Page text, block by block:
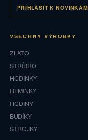
PŘIHLÁSIT K NOVINKÁM
VŠECHNY VÝROBKY
ZLATO
STŘÍBRO
HODINKY
ŘEMÍNKY
HODINY
BUDÍKY
STROJKY